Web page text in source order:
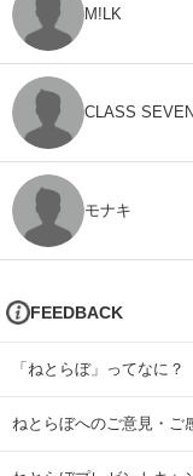
M!LK
CLASS SEVEN
モナキ
FEEDBACK
「ねとらぼ」ってなに？
ねとらぼへのご意見・ご